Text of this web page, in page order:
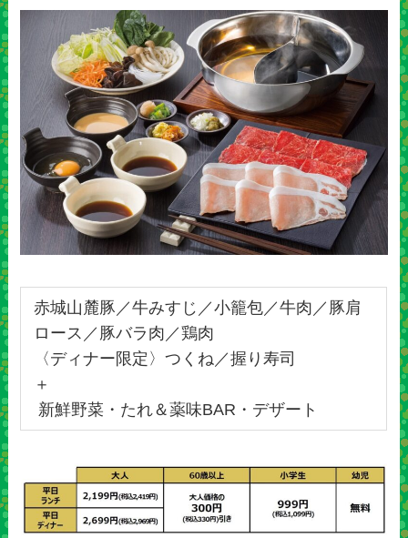
赤城山麓豚／牛みすじ／小籠包／牛肉／豚肩
ロース／豚バラ肉／鶏肉
〈ディナー限定〉つくね／握り寿司
＋
新鮮野菜・たれ＆薬味BAR・デザート